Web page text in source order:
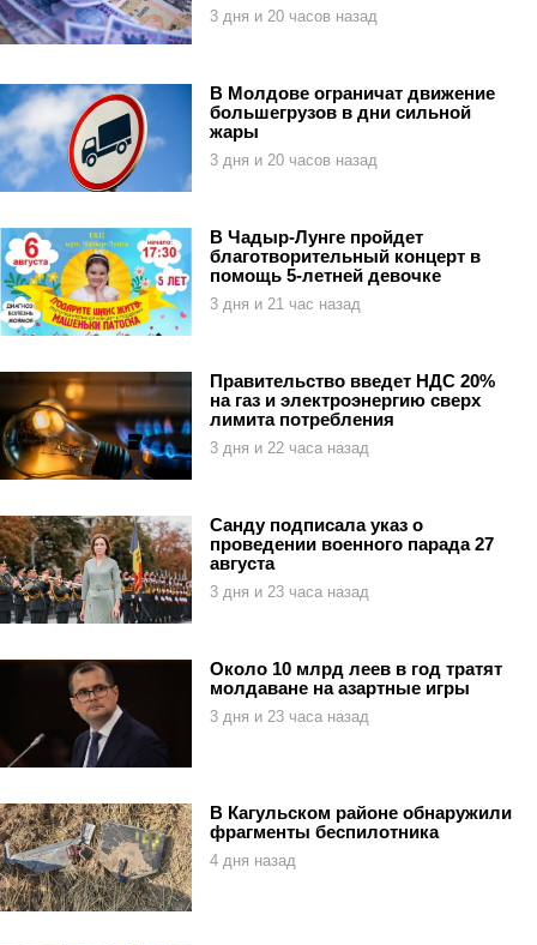
3 дня и 20 часов назад
В Молдове ограничат движение
большегрузов в дни сильной
жары
3 дня и 20 часов назад
В Чадыр-Лунге пройдет
благотворительный концерт в
помощь 5-летней девочке
3 дня и 21 час назад
Правительство введет НДС 20%
на газ и электроэнергию сверх
лимита потребления
3 дня и 22 часа назад
Санду подписала указ о
проведении военного парада 27
августа
3 дня и 23 часа назад
Около 10 млрд леев в год тратят
молдаване на азартные игры
3 дня и 23 часа назад
В Кагульском районе обнаружили
фрагменты беспилотника
4 дня назад